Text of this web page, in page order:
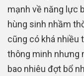
mạnh về năng lực
hùng sinh nhầm
cũng có khá nhiều
thông minh nhưng
bao nhiêu đợt bổ